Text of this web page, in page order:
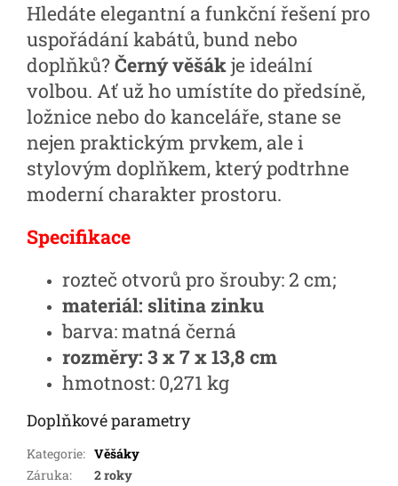
Hledáte elegantní a funkční řešení pro
uspořádání kabátů, bund nebo
doplňků?Černý věšákje ideální
volbou. Ať už ho umístíte do předsíně,
ložnice nebo do kanceláře, stane se
nejen praktickým prvkem, ale i
stylovým doplňkem, který podtrhne
moderní charakter prostoru.
Specifikace
rozteč otvorů pro šrouby: 2 cm;
materiál: slitina zinku
barva: matná černá
rozměry: 3 x 7 x 13,8 cm
hmotnost: 0,271 kg
Doplňkové parametry
Kategorie: Věšáky
Záruka:
2 roky